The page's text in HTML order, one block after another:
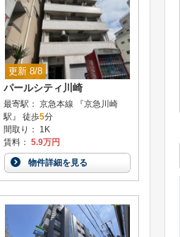
更新 8/8
パールシティ川崎
最寄駅： 京急本線 『京急川崎
駅』 徒歩5分
間取り： 1K
賃料： 5.9万円
物件詳細を見る